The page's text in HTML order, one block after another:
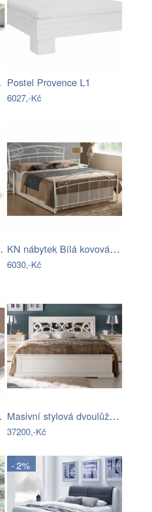
Postel Provence L1
6027,-Kč
KN nábytek Bílá kovová CS4017…
6030,-Kč
Masivní stylová dvoulůžková postel s…
37200,-Kč
- 2%